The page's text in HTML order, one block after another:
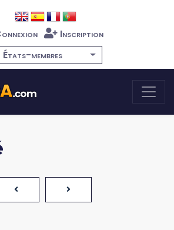
Inscription
États-membres